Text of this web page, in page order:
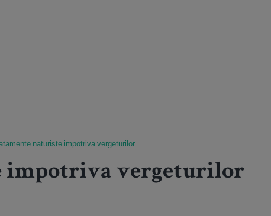
naturiste impotriva vergeturilor
impotriva vergeturilor